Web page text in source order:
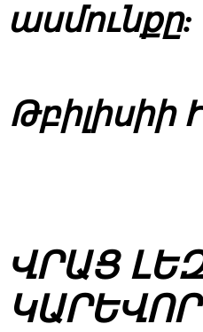
ասմունքը:
ՎՐԱՑ
ԿԱՐԵՎՈՐ